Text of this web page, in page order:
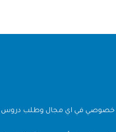
خصوصي في اي مجال وطلب دروس